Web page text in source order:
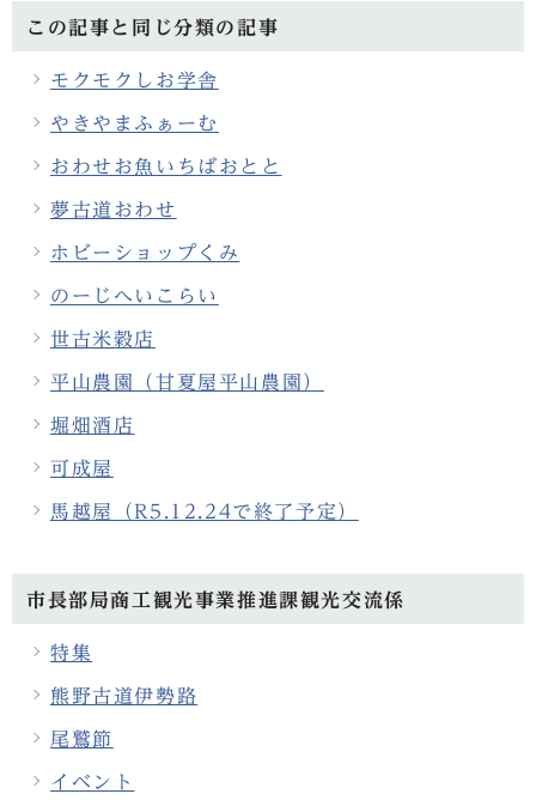
この記事と同じ分類の記事
モクモクしお学舎
やきやまふぁーむ
おわせお魚いちばおとと
夢古道おわせ
ホビーショップくみ
のーじへいこらい
世古米穀店
平山農園（甘夏屋平山農園）
堀畑酒店
可成屋
馬越屋（R5.12.24で終了予定）
市長部局商工観光事業推進課観光交流係
特集
熊野古道伊勢路
尾鷲節
イベント